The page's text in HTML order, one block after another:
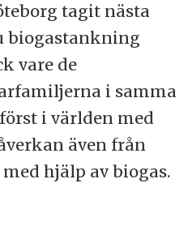
tagit nästa
biogastankning
vare de
i samma
i världen med
även från
hjälp av biogas.